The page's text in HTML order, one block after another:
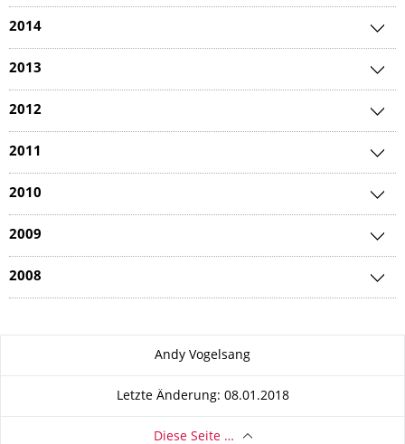
2014
2013
2012
2011
2010
2009
2008
Andy Vogelsang
Letzte Änderung: 08.01.2018
Diese Seite …